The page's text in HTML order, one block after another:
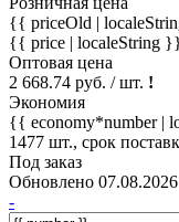
{{ priceOld |
{{ price | localeString
Оптовая цена
2 668.74 руб. / шт. !
Экономия
{{ economy*number |
1477 шт., срок
Под заказ
Обновлено 07.08.2026
-